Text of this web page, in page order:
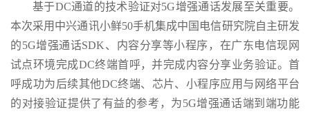
基于DC通道的技术验证对5G增强通话发展至关重要。
本次采用中兴通讯小鲜50手机集成中国电信研究院自主研发
的5G增强通话SDK、内容分享等小程序，在广东电信现网
试点环境完成DC终端首呼，并完成内容分享业务验证。首
呼成功为后续其他DC终端、芯片、小程序应用与网络平台
的对接验证提供了有益的参考，为5G增强通话端到端功能